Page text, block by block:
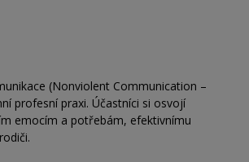
(Nonviolent Communication –
profesní praxi. Účastníci si osvojí
emocím a potřebám, efektivnímu